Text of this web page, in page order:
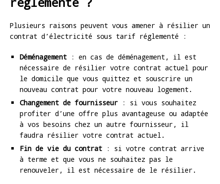
Plusieurs raisons peuvent vous amener à résilier un
contrat d’électricité sous tarif réglementé :
Déménagement : en cas de déménagement, il est
nécessaire de résilier votre contrat actuel pour
le domicile que vous quittez et souscrire un
nouveau contrat pour votre nouveau logement.
Changement de fournisseur : si vous souhaitez
profiter d’une offre plus avantageuse ou adaptée
à vos besoins chez un autre fournisseur, il
faudra résilier votre contrat actuel.
Fin de vie du contrat : si votre contrat arrive
à terme et que vous ne souhaitez pas le
renouveler, il est nécessaire de le résilier.